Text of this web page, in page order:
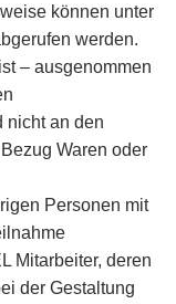
können unter
werden.
– ausgenommen
nicht an den
Waren oder
Personen mit
Mitarbeiter, deren
der Gestaltung